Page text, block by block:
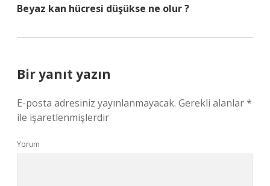
Beyaz kan hücresi düşükse ne olur ?
Bir yanıt yazın
E-posta adresiniz yayınlanmayacak. Gerekli alanlar*
ile işaretlenmişlerdir
Yorum